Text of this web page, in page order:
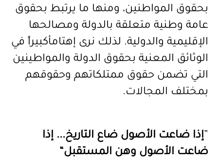
بحقوق المواطنين، ومنها ما يرتبط بحقوق
عامة وطنية متعلقة بالدولة ومصالحها
الإقليمية والدولية. لذلك نرى إهتامأكبيراً في
الوثائق المعنية بحقوق الدولة والمواطينين
التي تضمن حقوق ممتلكاتهم وحقوقهم
بمختلف المجالات.
”إذا ضاعت الأصول ضاع التاريخ... إذا
ضاعت الأصول وهن المستقبل“